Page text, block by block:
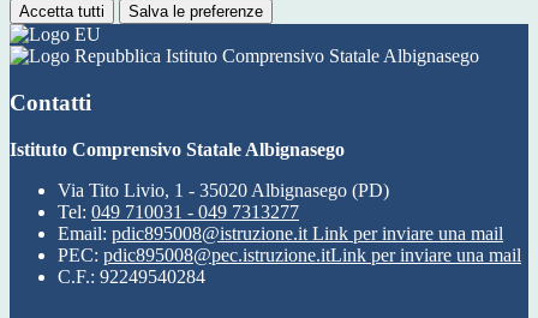
Accetta tutti Salva le preferenze
Istituto Comprensivo Statale Albignasego
Contatti
Istituto Comprensivo Statale Albignasego
Via Tito Livio, 1 - 35020 Albignasego (PD)
Tel: 049 710031 - 049 7313277
Email: pdic895008@istruzione.it Link per inviare una mail
PEC: pdic895008@pec.istruzione.itLink per inviare una mail
C.F.: 92249540284